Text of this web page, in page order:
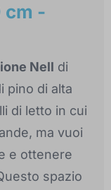
cm -
Nell di
pino di alta
di letto in cui
ma vuoi
e ottenere
spazio